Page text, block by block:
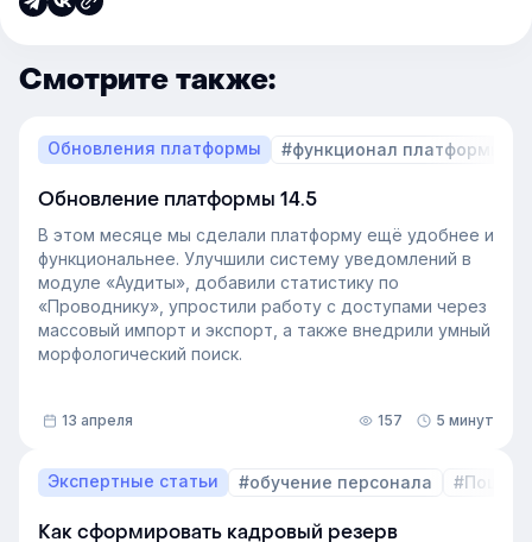
Смотрите также:
Обновления платформы #функционал платформы
Обновление платформы 14.5
В этом месяце мы сделали платформу ещё удобнее и
функциональнее. Улучшили систему уведомлений в
модуле «Аудиты», добавили статистику по
«Проводнику», упростили работу с доступами через
массовый импорт и экспорт, а также внедрили умный
морфологический поиск.
13 апреля 157 5 минут
Экспертные статьи #обучение персонала
Как сформировать кадровый резерв